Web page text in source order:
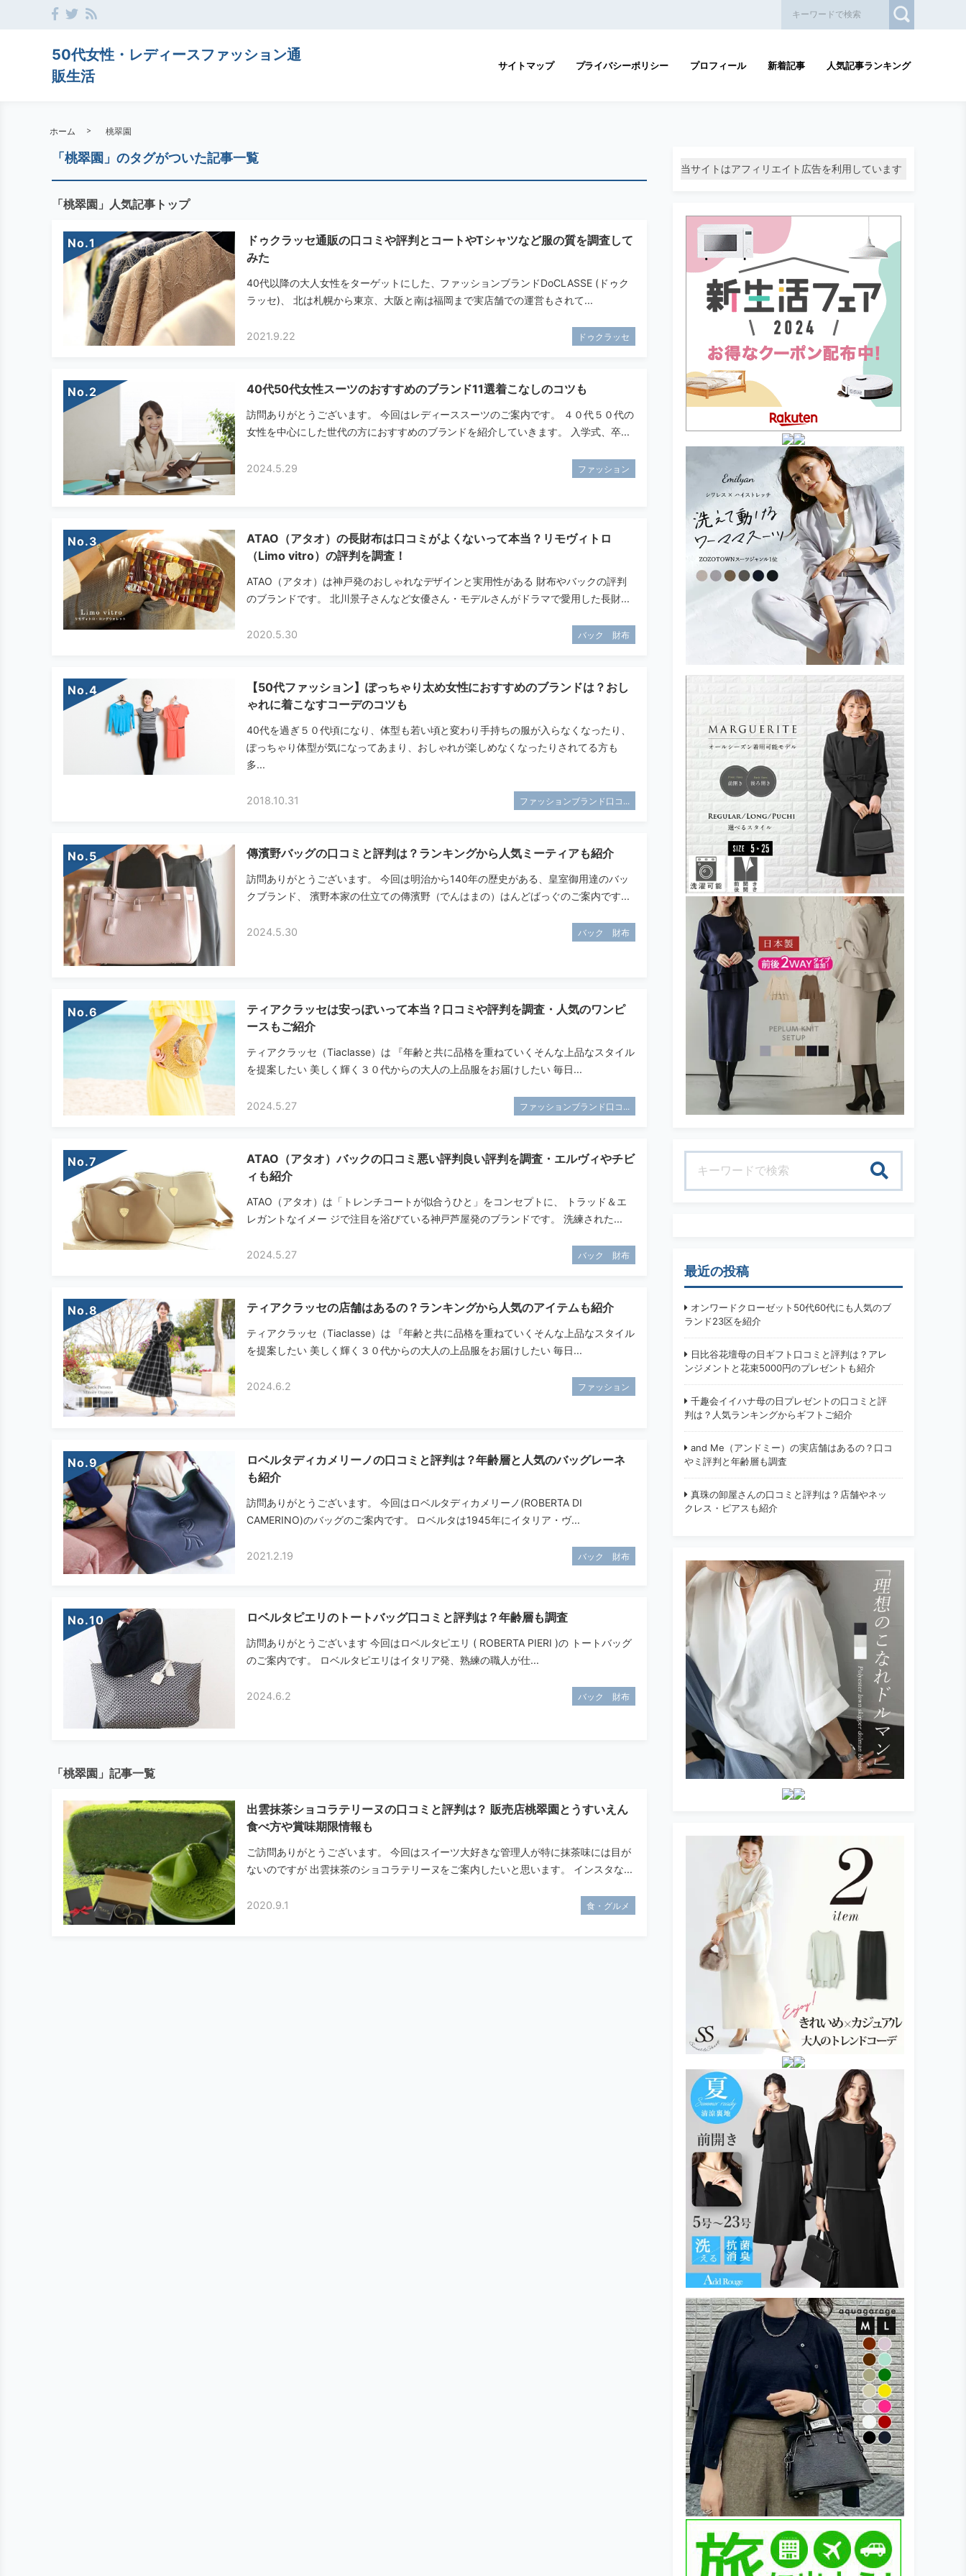
50代女性・レディースファッション通
販生活
サイトマップ プライバシーポリシー プロフィール 新着記事 人気記事ランキング
ホーム 桃翠園
「桃翠園」のタグがついた記事一覧
「桃翠園」人気記事トップ
No.
ドゥクラッセ通販の口コミや評判とコートやTシャツなど服の質を調査して
みた
40代以降の大人女性をターゲットにした、ファッションブランドDoCLASSE (ドゥク
ラッセ)、 北は札幌から東京、大阪と南は福岡まで実店舗での運営もされて...
2021.9.22 ドゥクラッセ
No. 40代50代女性スーツのおすすめのブランド11選着こなしのコツも
訪問ありがとうございます。 今回はレディーススーツのご案内です。 ４０代５０代の
女性を中心にした世代の方におすすめのブランドを紹介していきます。 入学式、卒...
2024.5.29 ファッション
No.
ATAO（アタオ）の長財布は口コミがよくないって本当？リモヴィトロ
（Limo vitro）の評判を調査！
ATAO（アタオ）は神戸発のおしゃれなデザインと実用性がある 財布やバックの評判
のブランドです。 北川景子さんなど女優さん・モデルさんがドラマで愛用した長財...
2020.5.30 バック 財布
No.
【50代ファッション】ぽっちゃり太め女性におすすめのブランドは？おし
ゃれに着こなすコーデのコツも
40代を過ぎ５０代頃になり、体型も若い頃と変わり手持ちの服が入らなくなったり、
ぽっちゃり体型が気になってあまり、おしゃれが楽しめなくなったりされてる方も
多...
2018.10.31 ファッションブランド口コ...
No. 傳濱野バッグの口コミと評判は？ランキングから人気ミーティアも紹介
訪問ありがとうございます。 今回は明治から140年の歴史がある、皇室御用達のバッ
クブランド、 濱野本家の仕立ての傳濱野（でんはまの）はんどばっぐのご案内です...
2024.5.30 バック 財布
No.
ティアクラッセは安っぽいって本当？口コミや評判を調査・人気のワンピ
ースもご紹介
ティアクラッセ（Tiaclasse）は 『年齢と共に品格を重ねていくそんな上品なスタイル
を提案したい 美しく輝く３０代からの大人の上品服をお届けしたい 毎日...
2024.5.27 ファッションブランド口コ...
No.
ATAO（アタオ）バックの口コミ悪い評判良い評判を調査・エルヴィやチビ
ィも紹介
ATAO（アタオ）は「トレンチコートが似合うひと」をコンセプトに、 トラッド＆エ
レガントなイメー ジで注目を浴びている神戸芦屋発のブランドです。 洗練された...
2024.5.27 バック 財布
No. ティアクラッセの店舗はあるの？ランキングから人気のアイテムも紹介
ティアクラッセ（Tiaclasse）は 『年齢と共に品格を重ねていくそんな上品なスタイル
を提案したい 美しく輝く３０代からの大人の上品服をお届けしたい 毎日...
2024.6.2 ファッション
No.
ロベルタディカメリーノの口コミと評判は？年齢層と人気のバッグレーネ
も紹介
訪問ありがとうございます。 今回はロベルタディカメリーノ(ROBERTA DI
CAMERINO)のバッグのご案内です。 ロベルタは1945年にイタリア・ヴ...
2021.2.19 バック 財布
No. ロベルタピエリのトートバッグ口コミと評判は？年齢層も調査
訪問ありがとうございます 今回はロベルタピエリ ( ROBERTA PIERI )の トートバッグ
のご案内です。 ロベルタピエリはイタリア発、熟練の職人が仕...
2024.6.2 バック 財布
「桃翠園」記事一覧
出雲抹茶ショコラテリーヌの口コミと評判は？ 販売店桃翠園とうすいえん
食べ方や賞味期限情報も
ご訪問ありがとうございます。 今回はスイーツ大好きな管理人が特に抹茶味には目が
ないのですが 出雲抹茶のショコラテリーヌをご案内したいと思います。 インスタな...
2020.9.1 食・グルメ
当サイトはアフィリエイト広告を利用しています
最近の投稿
オンワードクローゼット50代60代にも人気のブ
ランド23区を紹介
日比谷花壇母の日ギフト口コミと評判は？アレ
ンジメントと花束5000円のプレゼントも紹介
千趣会イイハナ母の日プレゼントの口コミと評
判は？人気ランキングからギフトご紹介
and Me（アンドミー）の実店舗はあるの？口コ
やミ評判と年齢層も調査
真珠の卸屋さんの口コミと評判は？店舗やネッ
クレス・ピアスも紹介